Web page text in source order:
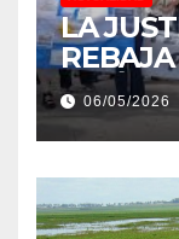
LA
06/05/2026